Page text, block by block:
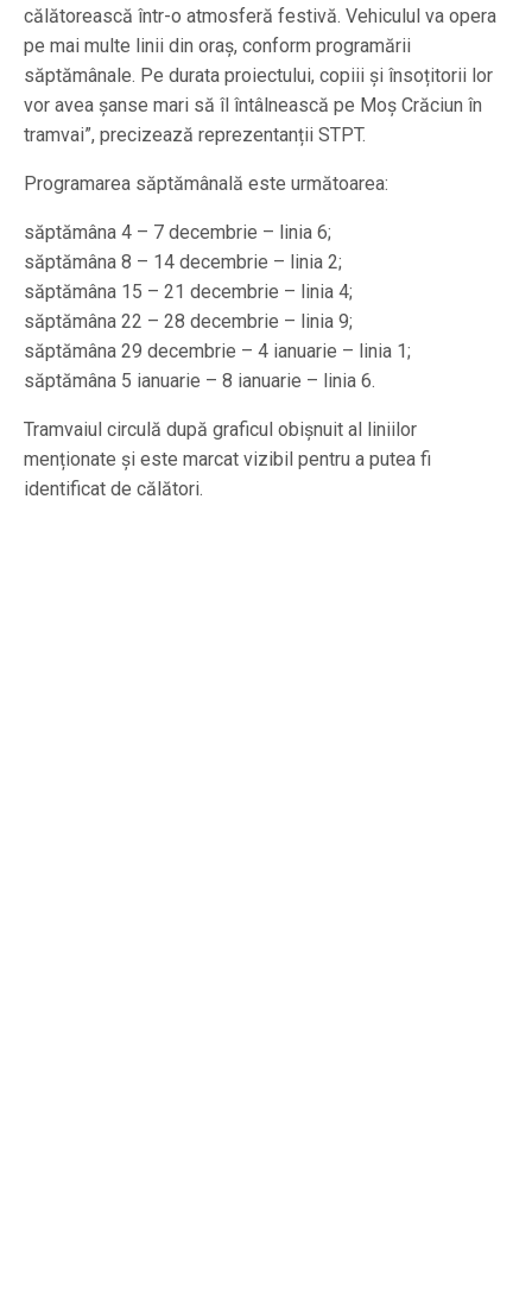
călătorească într-o atmosferă festivă. Vehiculul va opera
pe mai multe linii din oraș, conform programării
săptămânale. Pe durata proiectului, copiii și însoțitorii lor
vor avea șanse mari să îl întâlnească pe Moș Crăciun în
tramvai”, precizează reprezentanții STPT.
Programarea săptămânală este următoarea:
săptămâna 4 – 7 decembrie – linia 6;
săptămâna 8 – 14 decembrie – linia 2;
săptămâna 15 – 21 decembrie – linia 4;
săptămâna 22 – 28 decembrie – linia 9;
săptămâna 29 decembrie – 4 ianuarie – linia 1;
săptămâna 5 ianuarie – 8 ianuarie – linia 6.
Tramvaiul circulă după graficul obișnuit al liniilor
menționate și este marcat vizibil pentru a putea fi
identificat de călători.